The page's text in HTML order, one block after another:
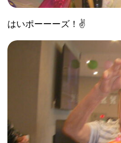
はいポーーーズ！✌